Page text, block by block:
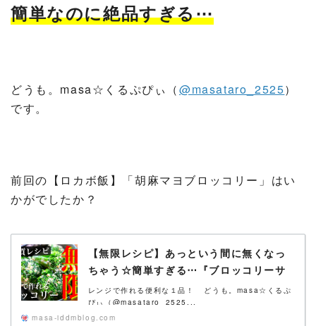
簡単なのに絶品すぎる⋯
どうも。masa☆くるぷぴぃ（@masataro_2525）
です。
前回の【ロカボ飯】「胡麻マヨブロッコリー」はい
かがでしたか？
【無限レシピ】あっという間に無くなっ
ちゃう☆簡単すぎる⋯『ブロッコリーサ
ラダ』【糖質オフ】
レンジで作れる便利な１品！ どうも。masa☆くるぷ
ぴぃ（@masataro_2525...
masa-iddmblog.com